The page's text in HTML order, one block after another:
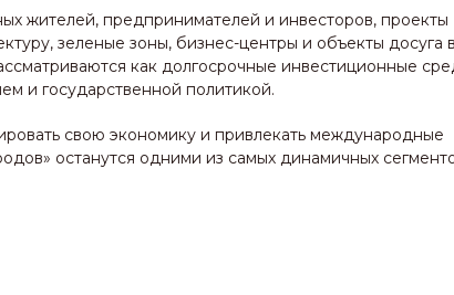
жителей, предпринимателей и инвесторов, проекты
зеленые зоны, бизнес-центры и объекты досуга в
как долгосрочные инвестиционные
и государственной политикой.
свою экономику и привлекать международные
останутся одними из самых динамичных